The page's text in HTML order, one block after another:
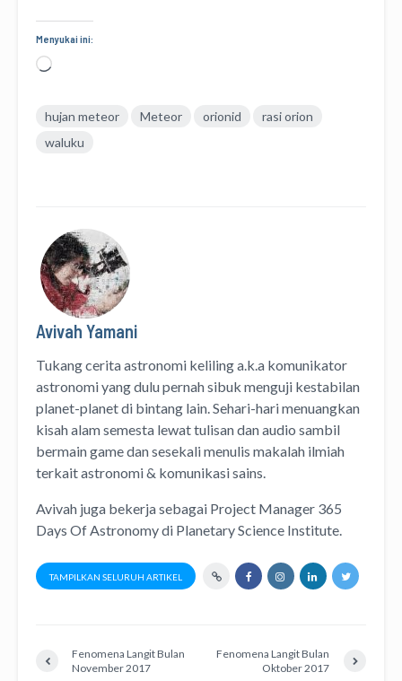
Menyukai ini:
Memuat...
hujan meteor Meteor orionid
rasi orion
waluku
Avivah Yamani
Tukang cerita astronomi kelilinga.k.a komunikator
astronomiyang dulu pernah sibuk menguji kestabilan
planet-planet di bintang lain. Sehari-hari menuangkan
kisah alam semesta lewattulisandanaudio sambil
bermain game dan sesekali menulis makalah ilmiah
terkait astronomi & komunikasi sains.
Avivah juga bekerja sebagai Project Manager 365
Days Of Astronomydi Planetary Science Institute
TAMPILKAN SELURUH ARTIKEL
Fenomena Langit Bulan
November 2017
Fenomena Langit Bulan
Oktober 2017